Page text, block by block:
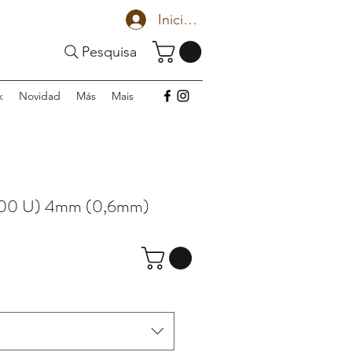
Iniciar sesión
Pesquisa
Novidad Más Mais
U) 4mm (0,6mm)